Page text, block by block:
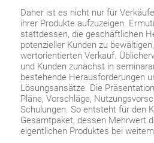
Daher ist es nicht nur für
ihrer Produkte aufzuzeigen.
stattdessen, die geschäftlichen
potenzieller Kunden zu
wertorientierten Verkauf.
und Kunden zunächst in
bestehende Herausforderungen
Lösungsansätze. Die
Pläne, Vorschläge,
Schulungen. So entsteht für den
Gesamtpaket, dessen Mehrwert
eigentlichen Produktes bei